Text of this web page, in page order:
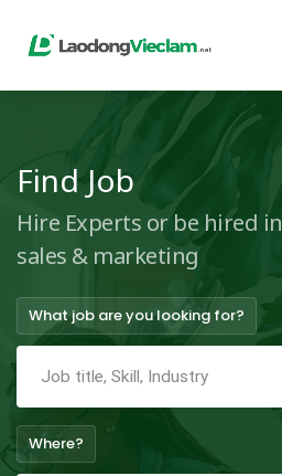
Find Job
Hire Experts or be hired in
sales & marketing
What job are you looking for?
Where?